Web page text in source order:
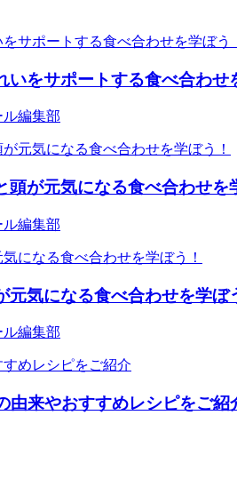
いをサポートする食べ合わせ
編集部
頭が元気になる食べ合わせを
編集部
気になる食べ合わせを学ぼ
編集部
由来やおすすめレシピをご紹